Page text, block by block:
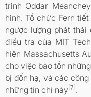
trình Oddar
hình. Tổ chức Fern
ngược lượng phát
điều tra của MIT
hiện Massachusetts
cho việc bảo tồn
bị đốn hạ, và các
những tín chỉ này [7] .